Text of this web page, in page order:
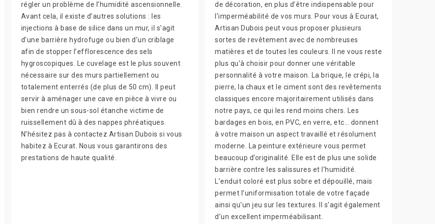
régler un problème de l’humidité ascensionnelle.
Avant cela, il existe d’autres solutions : les
injections à base de silice dans un mur, il s’agit
d’une barrière hydrofuge ou bien d’un criblage
afin de stopper l’efflorescence des sels
hygroscopiques. Le cuvelage est le plus souvent
nécessaire sur des murs partiellement ou
totalement enterrés (de plus de 50 cm). Il peut
servir à aménager une cave en pièce à vivre ou
bien rendre un sous-sol étanche victime de
ruissellement dû à des nappes phréatiques.
N’hésitez pas à contactez Artisan Dubois si vous
habitez à Ecurat. Nous vous garantirons des
prestations de haute qualité.
de décoration, en plus d’être indispensable pour
l’imperméabilité de vos murs. Pour vous à Ecurat,
Artisan Dubois peut vous proposer plusieurs
sortes de revêtement avec de nombreuses
matières et de toutes les couleurs. Il ne vous reste
plus qu’à choisir pour donner une véritable
personnalité à votre maison. La brique, le crépi, la
pierre, la chaux et le ciment sont des revêtements
classiques encore majoritairement utilisés dans
notre pays, ce qui les rend moins chers. Les
bardages en bois, en PVC, en verre, etc… donnent
à votre maison un aspect travaillé et résolument
moderne. La peinture extérieure vous permet
beaucoup d’originalité. Elle est de plus une solide
barrière contre les salissures et l’humidité.
L’enduit coloré est plus sobre et dépouillé, mais
permet l’uniformisation totale de votre façade
ainsi qu'un jeu sur les textures. Il s’agit également
d’un excellent imperméabilisant.